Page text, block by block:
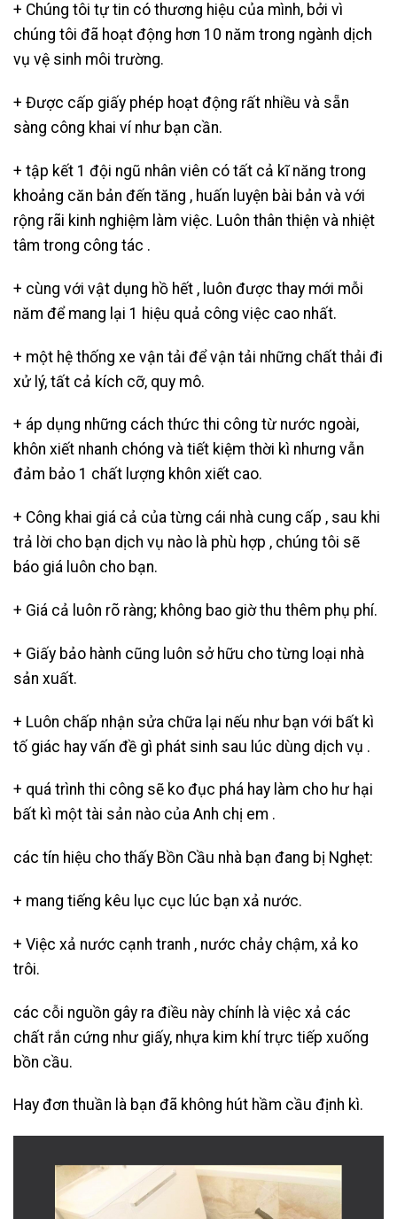
+ Chúng tôi tự tin có thương hiệu của mình, bởi vì
chúng tôi đã hoạt động hơn 10 năm trong ngành dịch
vụ vệ sinh môi trường.
+ Được cấp giấy phép hoạt động rất nhiều và sẵn
sàng công khai ví như bạn cần.
+ tập kết 1 đội ngũ nhân viên có tất cả kĩ năng trong
khoảng căn bản đến tăng , huấn luyện bài bản và với
rộng rãi kinh nghiệm làm việc. Luôn thân thiện và nhiệt
tâm trong công tác .
+ cùng với vật dụng hồ hết , luôn được thay mới mỗi
năm để mang lại 1 hiệu quả công việc cao nhất.
+ một hệ thống xe vận tải để vận tải những chất thải đi
xử lý, tất cả kích cỡ, quy mô.
+ áp dụng những cách thức thi công từ nước ngoài,
khôn xiết nhanh chóng và tiết kiệm thời kì nhưng vẫn
đảm bảo 1 chất lượng khôn xiết cao.
+ Công khai giá cả của từng cái nhà cung cấp , sau khi
trả lời cho bạn dịch vụ nào là phù hợp , chúng tôi sẽ
báo giá luôn cho bạn.
+ Giá cả luôn rõ ràng; không bao giờ thu thêm phụ phí.
+ Giấy bảo hành cũng luôn sở hữu cho từng loại nhà
sản xuất.
+ Luôn chấp nhận sửa chữa lại nếu như bạn với bất kì
tố giác hay vấn đề gì phát sinh sau lúc dùng dịch vụ .
+ quá trình thi công sẽ ko đục phá hay làm cho hư hại
bất kì một tài sản nào của Anh chị em .
các tín hiệu cho thấy Bồn Cầu nhà bạn đang bị Nghẹt:
+ mang tiếng kêu lục cục lúc bạn xả nước.
+ Việc xả nước cạnh tranh , nước chảy chậm, xả ko
trôi.
các cỗi nguồn gây ra điều này chính là việc xả các
chất rắn cứng như giấy, nhựa kim khí trực tiếp xuống
bồn cầu.
Hay đơn thuần là bạn đã không hút hầm cầu định kì.